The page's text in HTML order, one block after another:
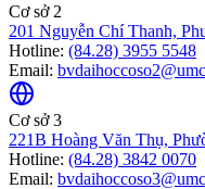
Cơ sở 2
201 Nguyễn Chí Thanh,
Hotline: (84.28) 3955 5548
Email:
Cơ sở 3
221B Hoàng Văn Thụ,
Hotline: (84.28) 3842 0070
Email: